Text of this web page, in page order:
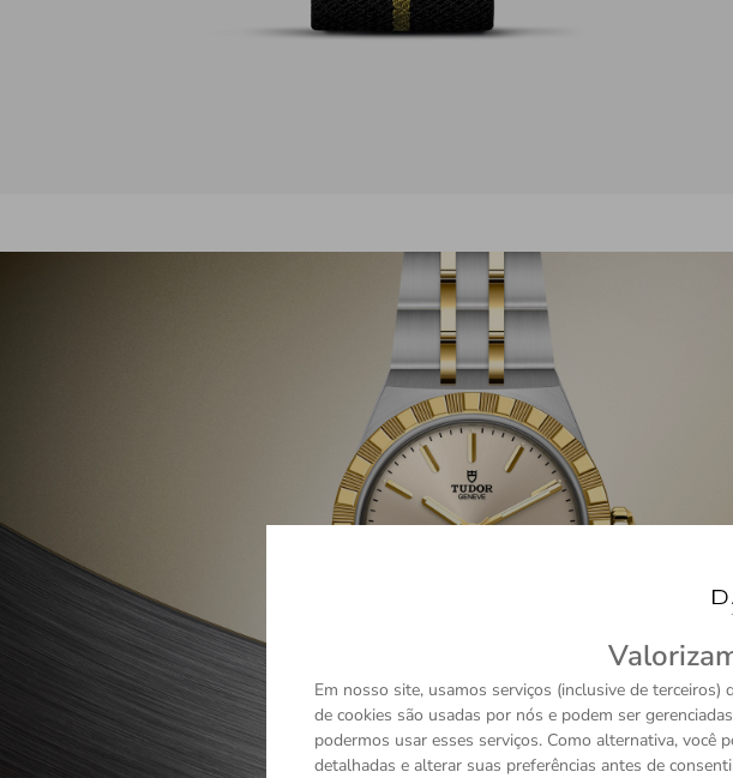
Em nosso site, usamos serviços (inclusive de
de cookies são usadas por nós e podem ser
podermos usar esses serviços. Como alternativa, você
detalhadas e alterar suas preferências antes de